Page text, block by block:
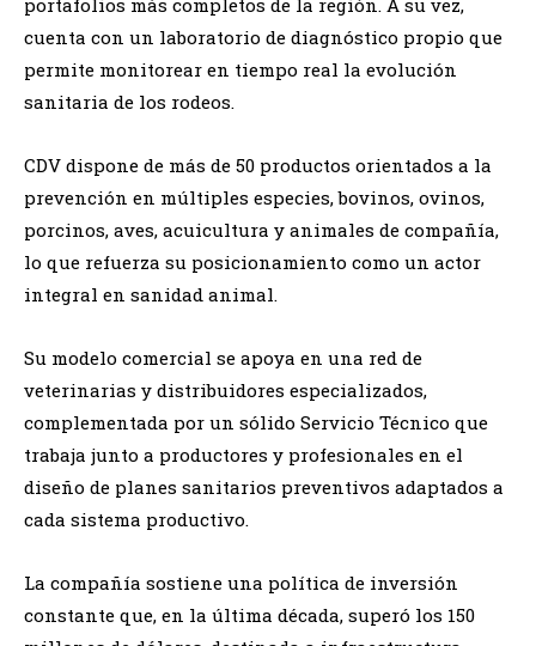
cuenta con un laboratorio de diagnóstico propio que
permite monitorear en tiempo real la evolución
sanitaria de los rodeos.
CDV dispone de más de 50 productos orientados a la
prevención en múltiples especies, bovinos, ovinos,
porcinos, aves, acuicultura y animales de compañía,
lo que refuerza su posicionamiento como un actor
integral en sanidad animal.
Su modelo comercial se apoya en una red de
veterinarias y distribuidores especializados,
complementada por un sólido Servicio Técnico que
trabaja junto a productores y profesionales en el
diseño de planes sanitarios preventivos adaptados a
cada sistema productivo.
La compañía sostiene una política de inversión
constante que, en la última década, superó los 150